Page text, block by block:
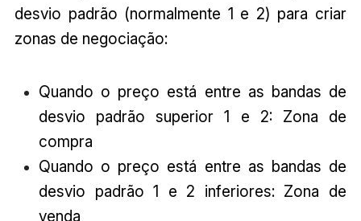
desvio padrão (normalmente 1 e 2) para criar
zonas de negociação:
Quando o preço está entre as bandas de
desvio padrão superior 1 e 2: Zona de
compra
Quando o preço está entre as bandas de
desvio padrão 1 e 2 inferiores: Zona de
venda